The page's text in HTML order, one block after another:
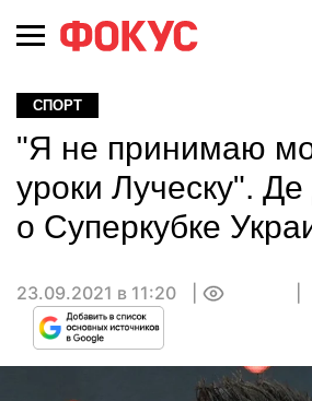
СПОРТ
"Я не принимаю
уроки Луческу".
о Суперкубке
23.09.2021 в 11:20